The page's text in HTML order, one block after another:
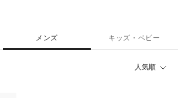
メンズ キッズ・ベビー
人気順